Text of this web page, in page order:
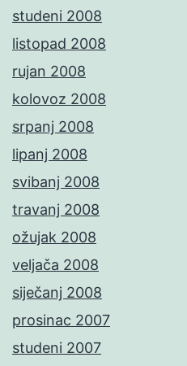
studeni 2008
listopad 2008
rujan 2008
kolovoz 2008
srpanj 2008
lipanj 2008
svibanj 2008
travanj 2008
ožujak 2008
veljača 2008
siječanj 2008
prosinac 2007
studeni 2007